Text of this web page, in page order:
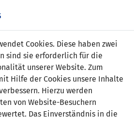
Januar 2007
Cookies. Diese haben zwei
sind sie erforderlich für die
unserer Website. Zum
Hilfe der Cookies unsere Inhalte
Hierzu werden
von Website-Besuchern
Das Einverständnis in die